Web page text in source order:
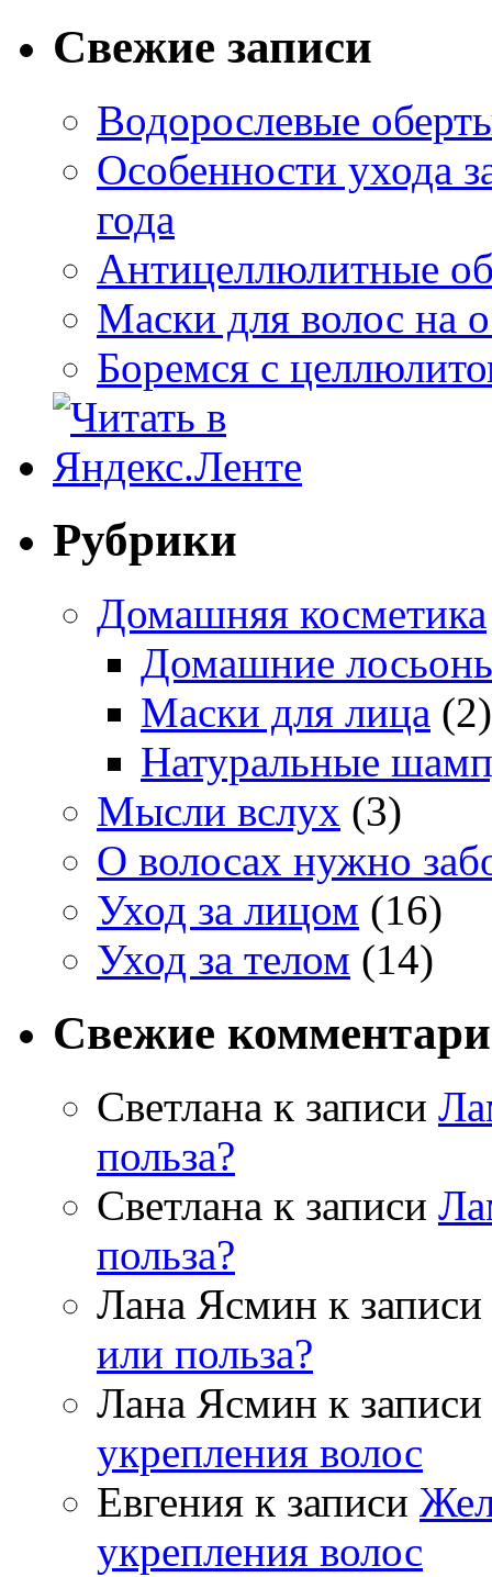
Свежие записи
Водорослевые
Особенности ухода
года
Антицеллюлитные
Маски для волос на
Боремся с
Рубрики
Домашняя косметика
Домашние
Маски для лица (2)
Натуральные
Мысли вслух (3)
О волосах нужно
Уход за лицом (16)
Уход за телом (14)
Свежие
Светлана к записи
польза?
Светлана к записи
польза?
Лана Ясмин к записи
или польза?
Лана Ясмин к записи
укрепления волос
Евгения к записи
укрепления волос